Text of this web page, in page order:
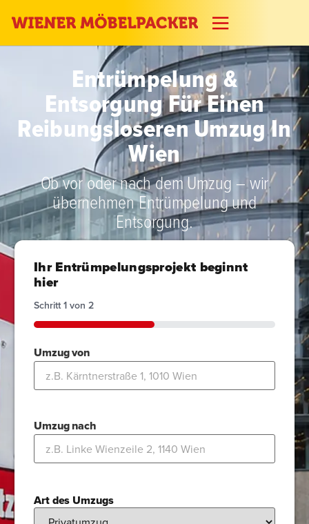
Entrümpelung &
Entsorgung Für Einen
Reibungsloseren Umzug In
Wien
Ob vor oder nach dem Umzug – wir
übernehmen Entrümpelung und
Entsorgung.
Ihr Entrümpelungsprojekt beginnt
hier
Schritt1 von 2
50%
Umzug von
Umzug nach
Art des Umzugs